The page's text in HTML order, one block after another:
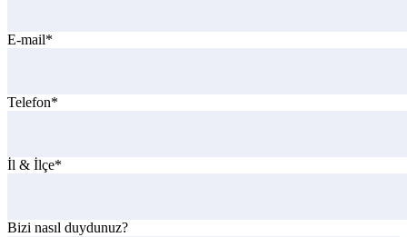
E-mail*
Telefon*
İl & İlçe*
Bizi nasıl duydunuz?